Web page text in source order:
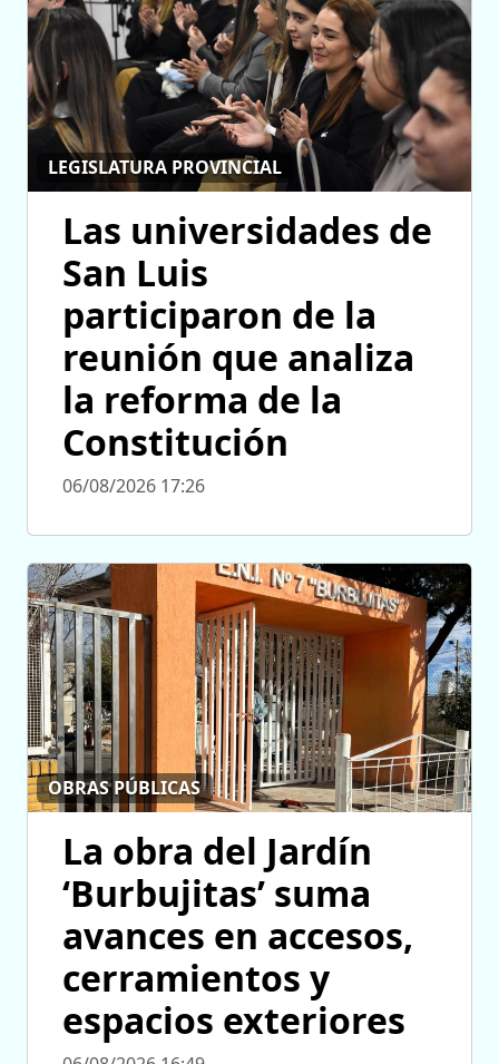
LEGISLATURA PROVINCIAL
Las universidades de
San Luis
participaron de la
reunión que analiza
la reforma de la
Constitución
06/08/2026 17:26
OBRAS PÚBLICAS
La obra del Jardín
‘Burbujitas’ suma
avances en accesos,
cerramientos y
espacios exteriores